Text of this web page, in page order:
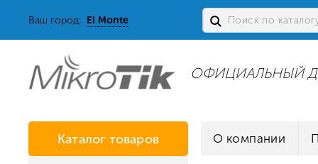
Ваш город: El Monte
ОФИЦИАЛЬНЫЙ
Каталог товаров О компании